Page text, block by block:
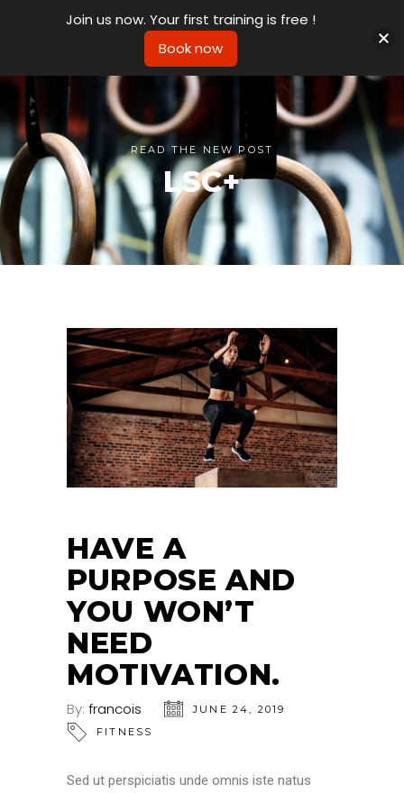
READ THE NEW POST
LSC+
HAVE A
PURPOSE AND
YOU WON’T
NEED
MOTIVATION.
By: francois
JUNE 24, 2019
FITNESS
Sed ut perspiciatis unde omnis iste natus
Join us now. Your first training is free !
Book now